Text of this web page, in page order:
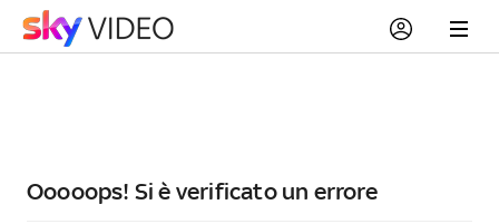
Ooooops! Si è verificato un errore